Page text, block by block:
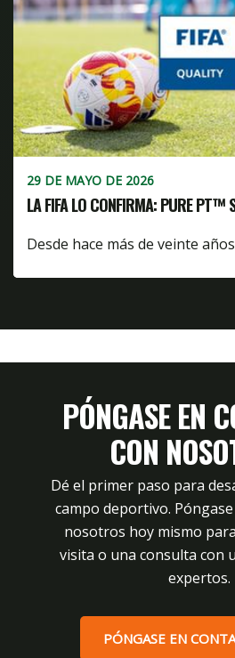
29 DE MAYO DE 2026
LA FIFA LO CONFIRMA: PURE PT™
Desde hace más de veinte
PÓNGASE EN
CON
Dé el primer paso para
campo deportivo.
nosotros hoy mismo
visita o una consulta con
expertos.
PÓNGASE EN